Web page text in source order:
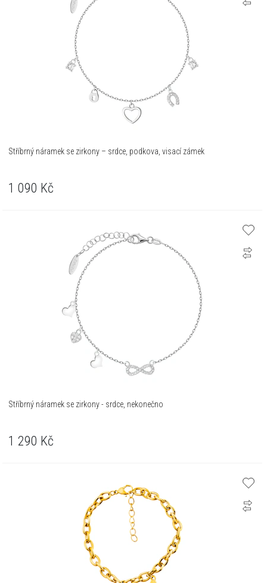
Stříbrný náramek se zirkony – srdce, podkova, visací zámek
1 090 Kč
Stříbrný náramek se zirkony - srdce, nekonečno
1 290 Kč